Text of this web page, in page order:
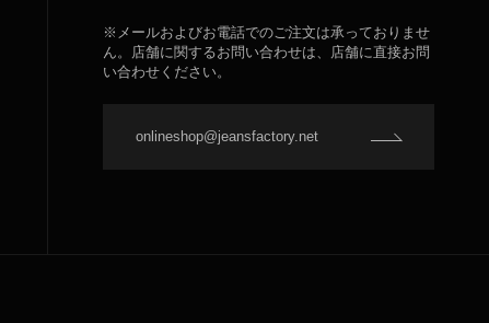
※メールおよびお電話でのご注文は承っておりませ
ん。店舗に関するお問い合わせは、店舗に直接お問
い合わせください。
onlineshop@jeansfactory.net